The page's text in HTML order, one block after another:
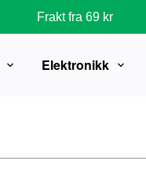
Frakt fra 69 kr
Elektronikk